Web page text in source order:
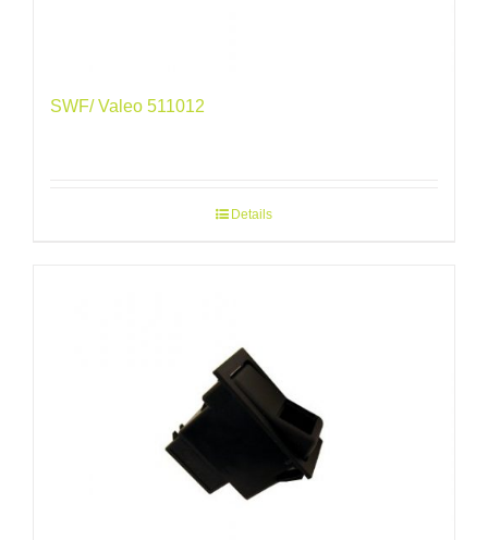
SWF/ Valeo 511012
Details